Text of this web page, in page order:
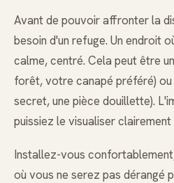
Avant de pouvoir affronter la
besoin d'un refuge. Un endroit
calme, centré. Cela peut être
forêt, votre canapé préféré) ou
secret, une pièce douillette).
puissiez le visualiser
Installez-vous
où vous ne serez pas dérangé